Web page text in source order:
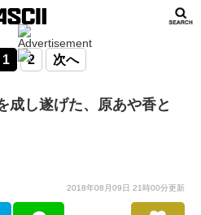
1 2 次へ
成し遂げた、原あや香と
2018年08月09日 21時00分更新